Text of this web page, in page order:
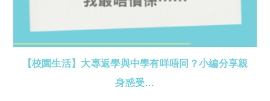
【校園生活】大專返學與中學有咩唔同？小編分享親
身惑受…